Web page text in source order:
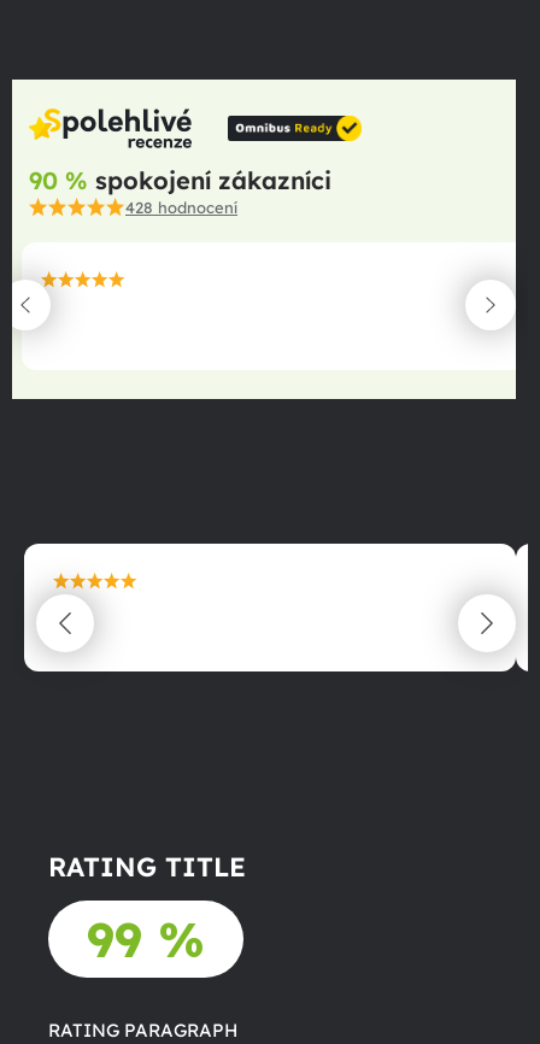
90 % spokojení zákazníci
428 hodnocení
maximální spokojenost
22.06.2025
maximální spokojenost
22.06.2025
RATING TITLE
99 %
RATING PARAGRAPH